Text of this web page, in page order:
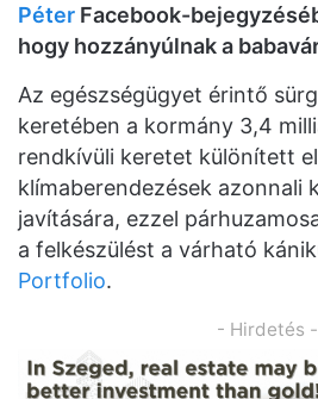
Péter Facebook-
hogy hozzányúlnak a
Az egészségügyet érintő
keretében a kormány 3,4
rendkívüli keretet különített
klímaberendezések azonnali
javítására, ezzel
a felkészülést a várható
Portfolio.
- Hirdetés -